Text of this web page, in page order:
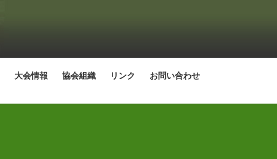
大会情報 協会組織 リンク お問い合わせ